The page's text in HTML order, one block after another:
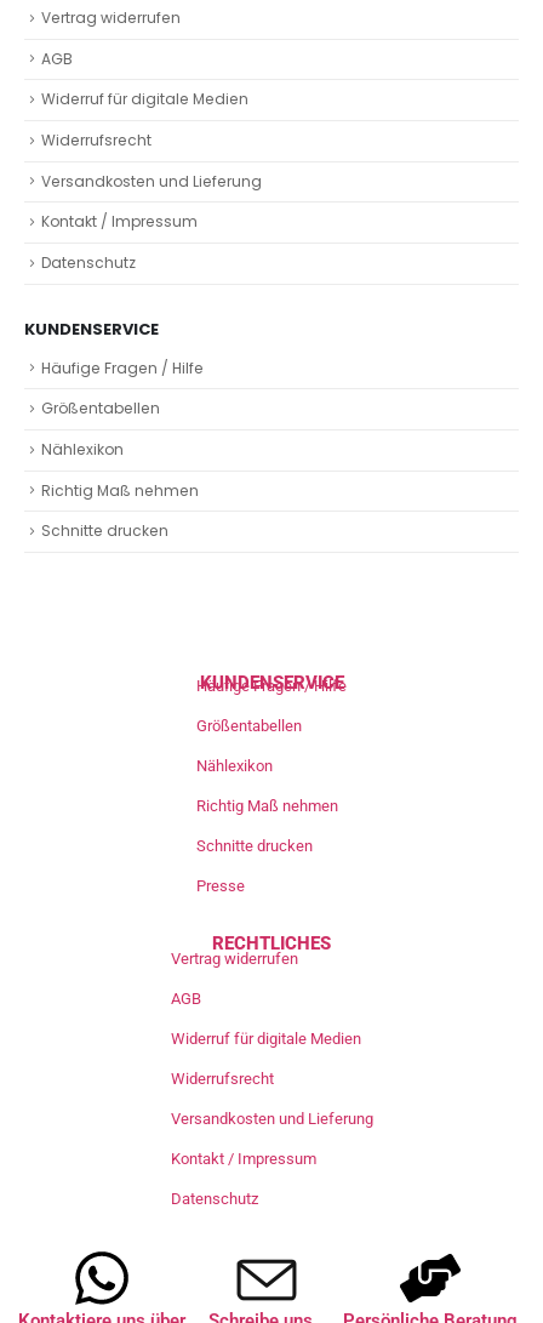
Vertrag widerrufen
AGB
Widerruf für digitale Medien
Widerrufsrecht
Versandkosten und Lieferung
Kontakt / Impressum
Datenschutz
KUNDENSERVICE
Häufige Fragen / Hilfe
Größentabellen
Nählexikon
Richtig Maß nehmen
Schnitte drucken
KUNDENSERVICE
Häufige Fragen / Hilfe
Größentabellen
Nählexikon
Richtig Maß nehmen
Schnitte drucken
Presse
RECHTLICHES
Vertrag widerrufen
AGB
Widerruf für digitale Medien
Widerrufsrecht
Versandkosten und Lieferung
Kontakt / Impressum
Datenschutz